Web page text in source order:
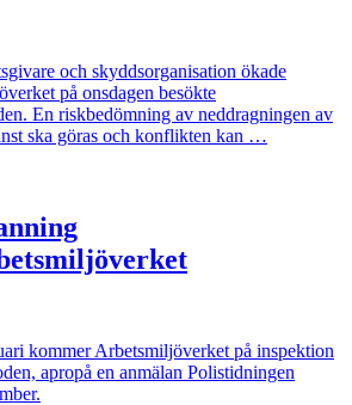
och skyddsorganisation ökade
på onsdagen besökte
En riskbedömning av neddragningen av
ska göras och konflikten kan …
kommer Arbetsmiljöverket på inspektion
apropå en anmälan Polistidningen